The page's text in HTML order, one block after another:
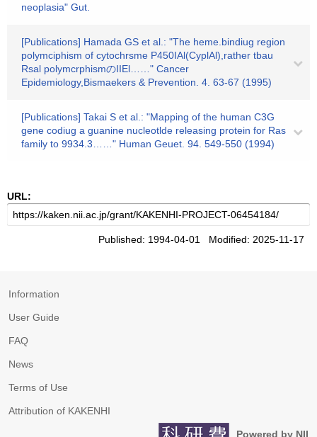
neoplasia" Gut.
[Publications] Hamada GS et al.: "The heme.bindiug region
polymciphism of cytochrsme P450IAl(CyplAl),rather tbau
Rsal polymcrphismのIIEl……" Cancer
Epidemiology,Bismaekers & Prevention. 4. 63-67 (1995)
[Publications] Takai S et al.: "Mapping of the human C3G
gene codiug a guanine nucleotlde releasing protein for Ras
family to 9934.3……" Human Geuet. 94. 549-550 (1994)
URL:
Published: 1994-04-01 Modified: 2025-11-17
Information
User Guide
FAQ
News
Terms of Use
Attribution of KAKENHI
Powered by NII